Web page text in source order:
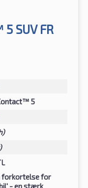
SUV FR
5
forkortelse for
- en stærk